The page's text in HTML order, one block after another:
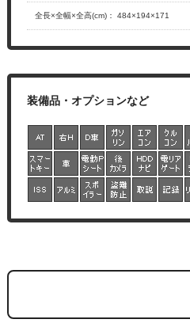
全長×全幅×全高(cm)： 484×194×171